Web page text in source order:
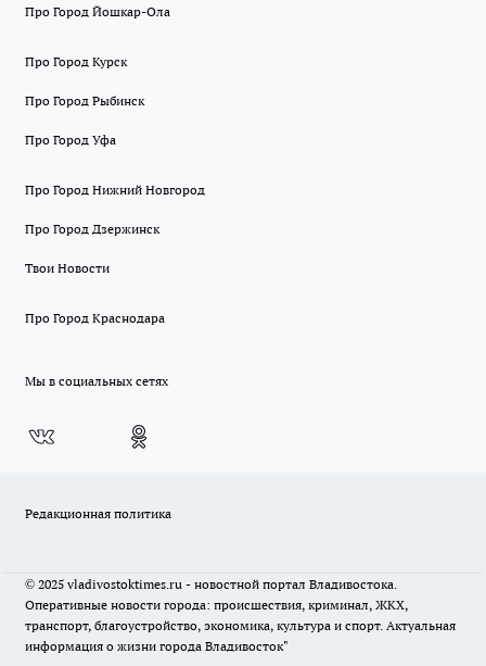
Про Город Йошкар-Ола
Про Город Курск
Про Город Рыбинск
Про Город Уфа
Про Город Нижний Новгород
Про Город Дзержинск
Твои Новости
Про Город Краснодара
Мы в социальных сетях
Редакционная политика
© 2025 vladivostoktimes.ru - новостной портал Владивостока.
Оперативные новости города: происшествия, криминал, ЖКХ,
транспорт, благоустройство, экономика, культура и спорт. Актуальная
информация о жизни города Владивосток"